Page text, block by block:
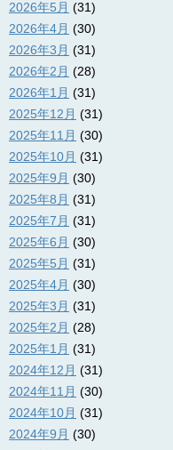
2026年5月 (31)
2026年4月 (30)
2026年3月 (31)
2026年2月 (28)
2026年1月 (31)
2025年12月 (31)
2025年11月 (30)
2025年10月 (31)
2025年9月 (30)
2025年8月 (31)
2025年7月 (31)
2025年6月 (30)
2025年5月 (31)
2025年4月 (30)
2025年3月 (31)
2025年2月 (28)
2025年1月 (31)
2024年12月 (31)
2024年11月 (30)
2024年10月 (31)
2024年9月 (30)